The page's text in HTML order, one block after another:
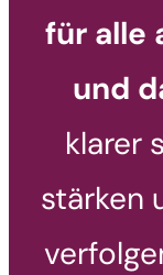
für alle
und
klarer
stärken